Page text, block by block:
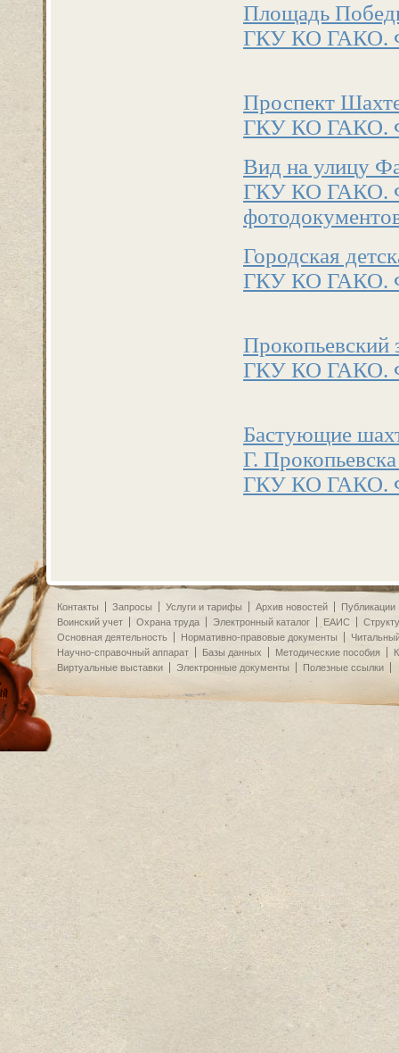
Площадь
ГКУ КО ГАКО.
Проспект
ГКУ КО ГАКО.
Вид на улицу
ГКУ КО ГАКО.
Городская
ГКУ КО ГАКО.
Прокопьевский
ГКУ КО ГАКО.
Бастующие
Г.
ГКУ КО ГАКО.
Контакты Запросы Услуги и тарифы Архив новостей
Публикации
Воинский учет
Охрана труда Электронный каталог ЕАИС
Основная деятельность
Нормативно-правовые документы
Научно-справочный аппарат
Базы данных Методические пособия
Виртуальные выставки
Электронные документы Полезные ссылки